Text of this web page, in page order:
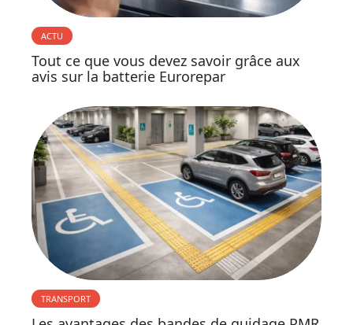
ACTU
Tout ce que vous devez savoir grâce aux
avis sur la batterie Eurorepar
TRANSPORT